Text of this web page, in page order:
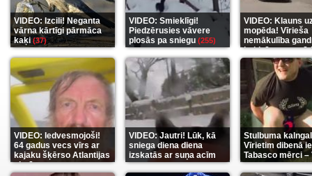
VIDEO: Izcili! Neganta
vārna kārtīgi pārmāca
kaķi(37)
VIDEO: Smieklīgi!
Piedzērusies vāvere
plosās pa sniegu (255)
VIDEO: Klauns
mopēda! Vīrieša
nemākulība
beidzās ar
(289)
VIDEO: Iedvesmojoši!
64 gadus vecs vīrs ar
kajaku šķērso Atlantijas
okeānu(5)
VIDEO: Jautri! Lūk, kā
sniega diena diena
izskatās ar suņa acīm
(6)
Stulbuma
Vīrietim dibenā
Tabasco mērci –
(7)